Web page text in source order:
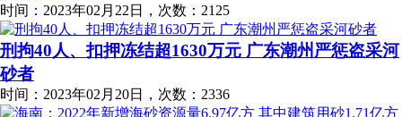
时间：2023年02月22日，次数：2125
刑拘40人、扣押冻结超1630万元 广东潮州严惩盗采河
砂者
时间：2023年02月20日，次数：2336